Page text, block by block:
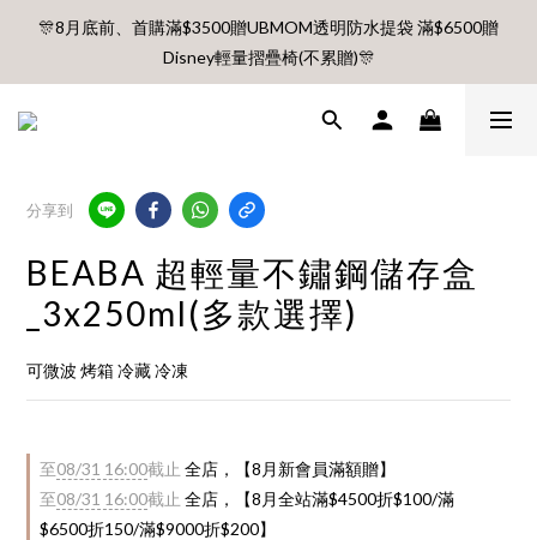
🎊8月底前、首購滿$3500贈UBMOM透明防水提袋 滿$6500贈
Disney輕量摺疊椅(不累贈)🎊
Disney輕量摺疊椅(不累贈)🎊
【村却國際溫泉酒店】指定平日免加價升等雙面景觀客房
8月每週五、六、日 新會員 首購免運🔥
🎊8月底前、首購滿$3500贈UBMOM透明防水提袋 滿$6500贈
Disney輕量摺疊椅(不累贈)🎊
分享到
BEABA 超輕量不鏽鋼儲存盒
_3x250ml(多款選擇)
可微波 烤箱 冷藏 冷凍
至08/31 16:00截止 全店，【8月新會員滿額贈】
至08/31 16:00截止 全店，【8月全站滿$4500折$100/滿
$6500折150/滿$9000折$200】